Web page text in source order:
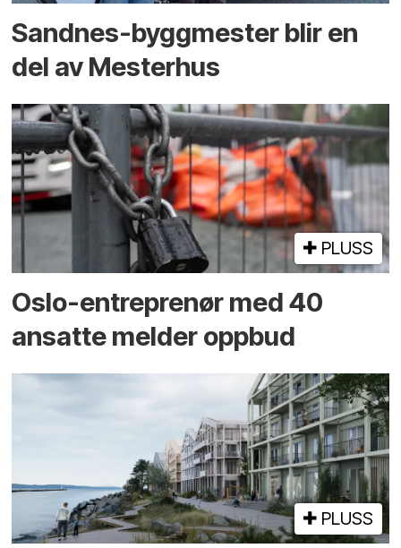
Sandnes-byggmester blir en
del av Mesterhus
PLUSS
Oslo-entreprenør med 40
ansatte melder oppbud
PLUSS